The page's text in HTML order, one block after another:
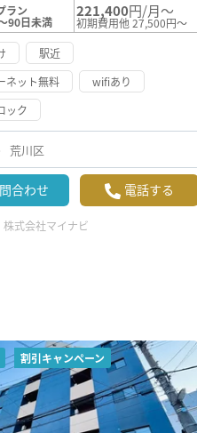
ラン
90日未満
221,400円/月～
初期費用他 27,500円～
駅近
ネット無料
wifiあり
ック
荒川区
合わせ 電話する
株式会社マイナビ
割引キャンペーン